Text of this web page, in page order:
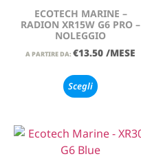
ECOTECH MARINE –
RADION XR15W G6 PRO –
NOLEGGIO
A PARTIRE DA: €13.50 /MESE
Scegli